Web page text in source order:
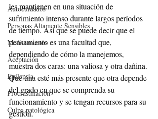
Autocuidados
Personas Altamente Sensibles
Medicamentos
Aceptación
Epilepsia
Procrastinación
Culpa patológica
les mantienen en una situación de
sufrimiento intenso durante largos períodos
de tiempo. Así que se puede decir que el
pensamiento es una facultad que,
dependiendo de cómo la manejemos,
muestra dos caras: una valiosa y otra dañina.
Que una esté más presente que otra depende
del grado en que se comprenda su
funcionamiento y se tengan recursos para su
gestión.